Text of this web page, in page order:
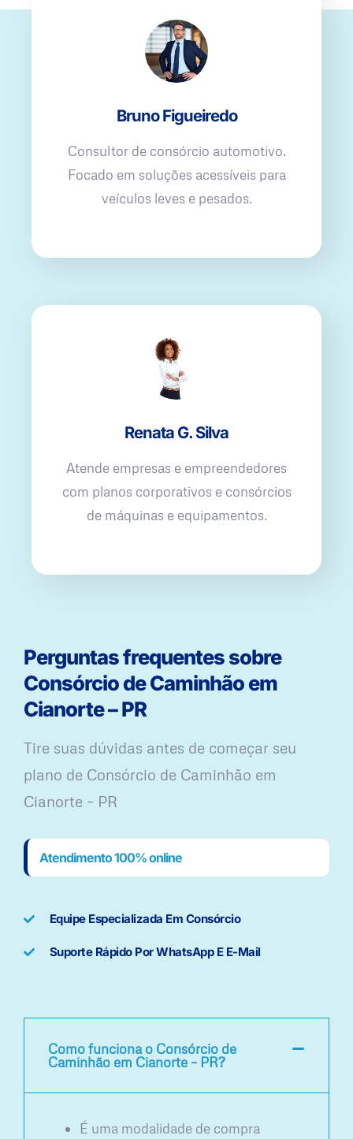
Bruno Figueiredo
Consultor de consórcio automotivo.
Focado em soluções acessíveis para
veículos leves e pesados.
Renata G. Silva
Atende empresas e empreendedores
com planos corporativos e consórcios
de máquinas e equipamentos.
Perguntas frequentes sobre
Consórcio de Caminhão em
Cianorte – PR
Tire suas dúvidas antes de começar seu
plano ​de Consórcio de Caminhão em
Cianorte – PR
Atendimento 100% online
Equipe Especializada Em Consórcio
Suporte Rápido Por WhatsApp E E-Mail
Como funciona o Consórcio de
Caminhão em Cianorte – PR?
É uma modalidade de compra